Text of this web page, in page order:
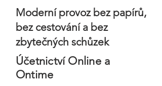
Moderní provoz bez papírů,
bez cestování a bez
zbytečných schůzek
Účetnictví Online a
Ontime